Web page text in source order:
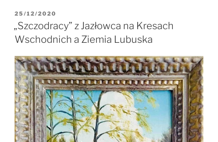
Galicja,
Kresy
Wschodnie,
i
rubieże
Rzeczypospolitej
Polskiej”
OPUBLIKOWANE
W
25/12/2020
„Szczodracy” z Jazłowca na Kresach
Wschodnich a Ziemia Lubuska